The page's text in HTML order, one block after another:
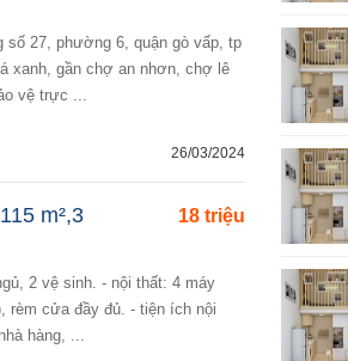
xanh, gần chợ an nhơn, chợ lê
vệ trực ...
26/03/2024
18 triệu
m²,3
rèm cửa đầy đủ. - tiện ích nội
hàng, ...